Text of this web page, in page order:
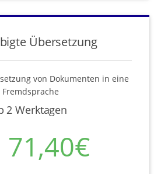
Übersetzung
von Dokumenten in eine
Fremdsprache
2 Werktagen
71,40€